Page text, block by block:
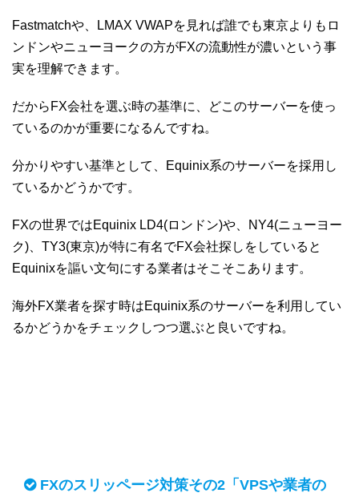
Fastmatchや、LMAX VWAPを見れば誰でも東京よりもロ
ンドンやニューヨークの方がFXの流動性が濃いという事
実を理解できます。
だからFX会社を選ぶ時の基準に、どこのサーバーを使っ
ているのかが重要になるんですね。
分かりやすい基準として、Equinix系のサーバーを採用し
ているかどうかです。
FXの世界ではEquinix LD4(ロンドン)や、NY4(ニューヨー
ク)、TY3(東京)が特に有名でFX会社探しをしていると
Equinixを謳い文句にする業者はそこそこあります。
海外FX業者を探す時はEquinix系のサーバーを利用してい
るかどうかをチェックしつつ選ぶと良いですね。
FXのスリッページ対策その2「VPSや業者の